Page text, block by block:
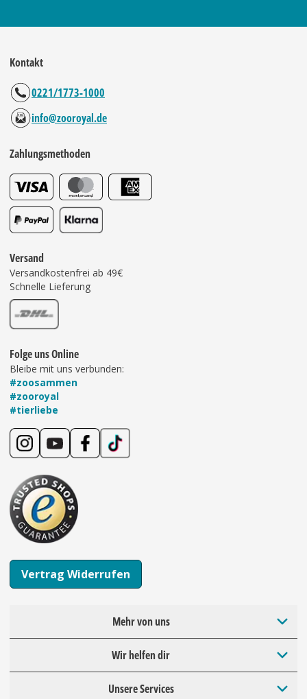
Kontakt
0221/1773-1000
info@zooroyal.de
Zahlungsmethoden
Versand
Versandkostenfrei ab 49€
Schnelle Lieferung
Folge uns Online
Bleibe mit uns verbunden:
#zoosammen
#zooroyal
#tierliebe
Vertrag Widerrufen
Mehr von uns
Wir helfen dir
Unsere Services